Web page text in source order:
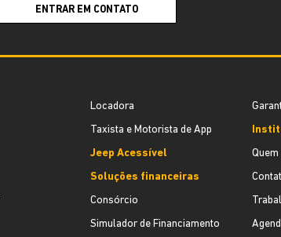
ENTRAR EM CONTATO
Locadora
Taxista e Motorista de App
Jeep Acessível
Soluções financeiras
Consórcio
Simulador de Financiamento